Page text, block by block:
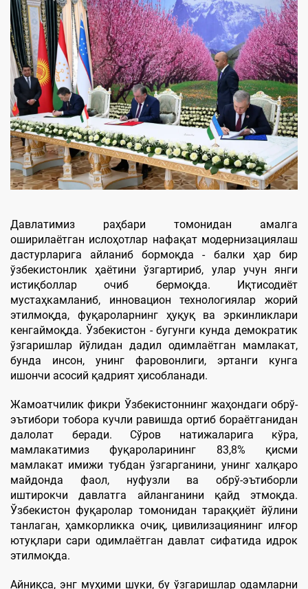
Давлатимиз раҳбари томонидан амалга
оширилаётган ислоҳотлар нафақат модернизациялаш
дастурларига айланиб бормоқда - балки ҳар бир
ўзбекистонлик ҳаётини ўзгартириб, улар учун янги
истиқболлар очиб бермоқда. Иқтисодиёт
мустаҳкамланиб, инновацион технологиялар жорий
этилмоқда, фуқароларнинг ҳуқуқ ва эркинликлари
кенгаймоқда. Ўзбекистон - бугунги кунда демократик
ўзгаришлар йўлидан дадил одимлаётган мамлакат,
бунда инсон, унинг фаровонлиги, эртанги кунга
ишончи асосий қадрият ҳисобланади.
Жамоатчилик фикри Ўзбекистоннинг жаҳондаги обрў-
эътибори тобора кучли равишда ортиб бораётганидан
далолат беради. Сўров натижаларига кўра,
мамлакатимиз фуқароларининг 83,8% қисми
мамлакат имижи тубдан ўзгарганини, унинг халқаро
майдонда фаол, нуфузли ва обрў-эътиборли
иштирокчи давлатга айланганини қайд этмоқда.
Ўзбекистон фуқаролар томонидан тараққиёт йўлини
танлаган, ҳамкорликка очиқ, цивилизациянинг илғор
ютуқлари сари одимлаётган давлат сифатида идрок
этилмоқда.
Айниқса, энг муҳими шуки, бу ўзгаришлар одамларни